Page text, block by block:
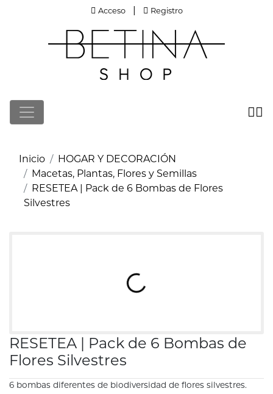
Acceso
Acceso | Registro
Registro
Inicio
HOGAR Y DECORACIÓN
Macetas, Plantas, Flores y Semillas
RESETEA | Pack de 6 Bombas de Flores
Silvestres
Cargando imágenes de producto
RESETEA | Pack de 6 Bombas de
Flores Silvestres
6 bombas diferentes de biodiversidad de flores silvestres.